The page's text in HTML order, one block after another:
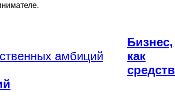
Бизнес,
как
средств